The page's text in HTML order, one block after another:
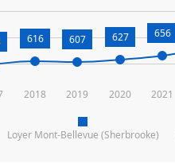
Loyer Mont-Bellevue (Sherbrooke)
2018 2019 2020 2021
616 607 627 656